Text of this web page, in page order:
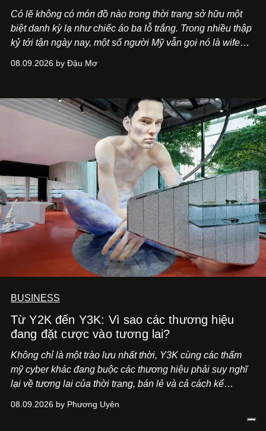
Có lẽ không có món đồ nào trong thời trang sở hữu một
biệt danh kỳ lạ như chiếc áo ba lỗ trắng. Trong nhiều thập
kỷ tới tận ngày nay, một số người Mỹ vẫn gọi nó là wife
08.09.2026 by Đậu Mơ
BUSINESS
Từ Y2K đến Y3K: Vì sao các thương hiệu
đang đặt cược vào tương lai?
Không chỉ là một trào lưu nhất thời, Y3K cùng các thẩm
mỹ cyber khác đang buộc các thương hiệu phải suy nghĩ
lại về tương lai của thời trang, bán lẻ và cả cách kể
08.09.2026 by Phương Uyên